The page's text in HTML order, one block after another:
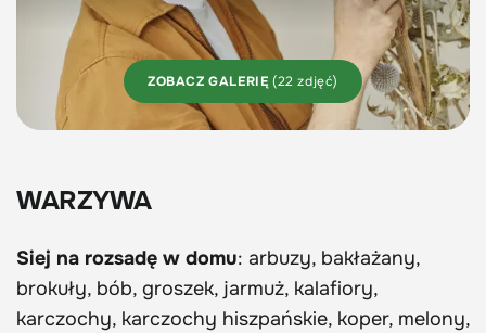
ZOBACZ GALERIĘ (22 zdjęć)
WARZYWA
Siej na rozsadę w domu: arbuzy, bakłażany,
brokuły, bób, groszek, jarmuż, kalafiory,
karczochy, karczochy hiszpańskie, koper, melony,